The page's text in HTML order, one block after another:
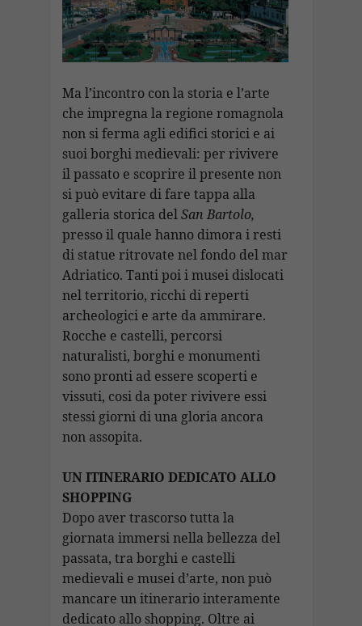
Ma l’incontro con la storia e l’arte
che impregna la regione romagnola
non si ferma agli edifici storici e ai
suoi borghi medievali: per rivivere
il passato e scoprire il presente non
si può evitare di fare tappa alla
galleria storica delSan Bartolo,
presso il quale hanno dimora i resti
di statue ritrovate nel fondo del mar
Adriatico. Tanti poi i musei dislocati
nel territorio, ricchi di reperti
archeologici e arte da ammirare.
Rocche e castelli, percorsi
naturalisti, borghi e monumenti
sono pronti ad essere scoperti e
vissuti, cosi da poter rivivere essi
stessi giorni di una gloria ancora
non assopita.
UN ITINERARIO DEDICATO ALLO
SHOPPING
Dopo aver trascorso tutta la
giornata immersi nella bellezza del
passata, tra borghi e castelli
medievali e musei d’arte, non può
mancare un itinerario interamente
dedicato allo shopping. Oltre ai